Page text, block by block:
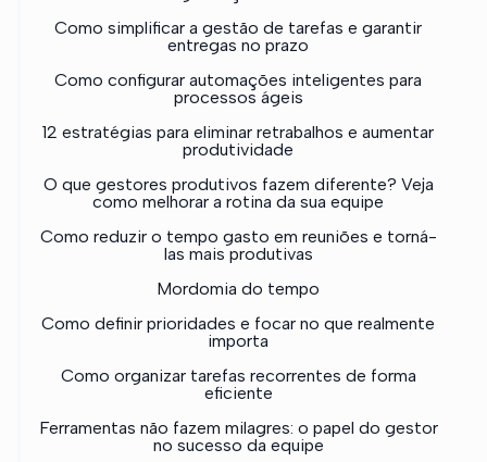
Como simplificar a gestão de tarefas e garantir
entregas no prazo
Como configurar automações inteligentes para
processos ágeis
12 estratégias para eliminar retrabalhos e aumentar
produtividade
O que gestores produtivos fazem diferente? Veja
como melhorar a rotina da sua equipe
Como reduzir o tempo gasto em reuniões e torná-
las mais produtivas
Mordomia do tempo
Como definir prioridades e focar no que realmente
importa
Como organizar tarefas recorrentes de forma
eficiente
Ferramentas não fazem milagres: o papel do gestor
no sucesso da equipe